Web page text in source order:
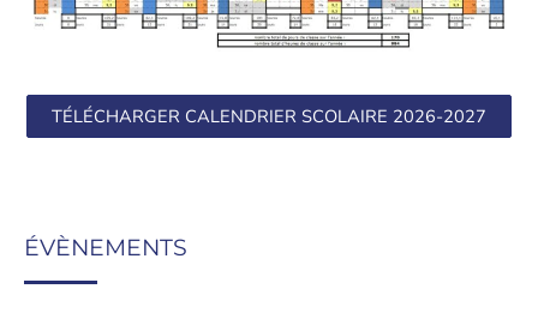
TÉLÉCHARGER CALENDRIER SCOLAIRE 2026-2027
ÉVÈNEMENTS